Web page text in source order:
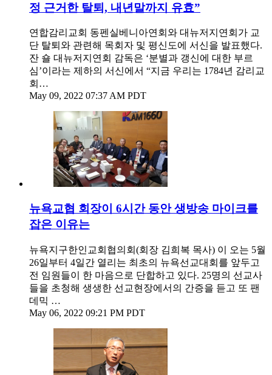
정 근거한 탈퇴, 내년말까지 유효”
연합감리교회 동펜실베니아연회와 대뉴저지연회가 교
단 탈퇴와 관련해 목회자 및 평신도에 서신을 발표했다.
잔 숄 대뉴저지연회 감독은 ‘분별과 갱신에 대한 부르
심’이라는 제하의 서신에서 “지금 우리는 1784년 감리교
회…
May 09, 2022 07:37 AM PDT
뉴욕교협 회장이 6시간 동안 생방송 마이크를
잡은 이유는
뉴욕지구한인교회협의회(회장 김희복 목사) 이 오는 5월
26일부터 4일간 열리는 최초의 뉴욕선교대회를 앞두고
전 임원들이 한 마음으로 단합하고 있다. 25명의 선교사
들을 초청해 생생한 선교현장에서의 간증을 듣고 또 팬
데믹 …
May 06, 2022 09:21 PM PDT